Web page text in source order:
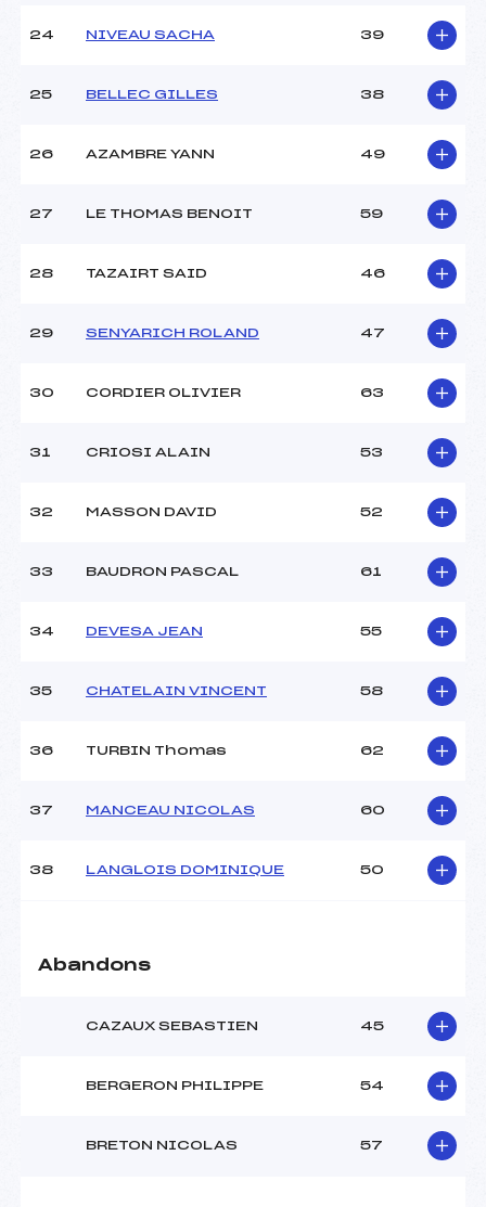
24 NIVEAU SACHA 39
25 BELLEC GILLES 38
26 AZAMBRE YANN 49
27 LE THOMAS BENOIT 59
28 TAZAIRT SAID 46
29 SENYARICH ROLAND 47
30 CORDIER OLIVIER 63
31 CRIOSI ALAIN 53
32 MASSON DAVID 52
33 BAUDRON PASCAL 61
34 DEVESA JEAN 55
35 CHATELAIN VINCENT 58
36 TURBIN Thomas 62
37 MANCEAU NICOLAS 60
38 LANGLOIS DOMINIQUE 50
Abandons
CAZAUX SEBASTIEN 45
BERGERON PHILIPPE 54
BRETON NICOLAS 57